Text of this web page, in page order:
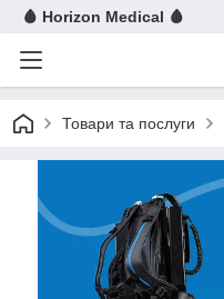
🩸 Horizon Medical 🩸
Товари та послуги